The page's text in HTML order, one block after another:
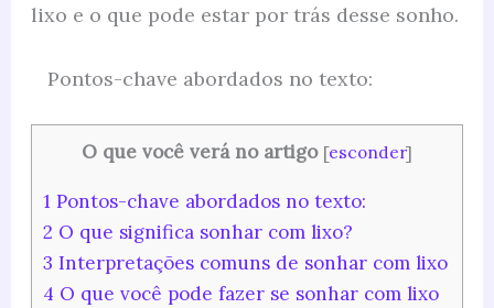
lixo e o que pode estar por trás desse sonho.
Pontos-chave abordados no texto:
O que você verá no artigo [esconder]
1Pontos-chave abordados no texto:
2 O que significa sonhar com lixo?
3 Interpretações comuns de sonhar com lixo
4 O que você pode fazer se sonhar com lixo